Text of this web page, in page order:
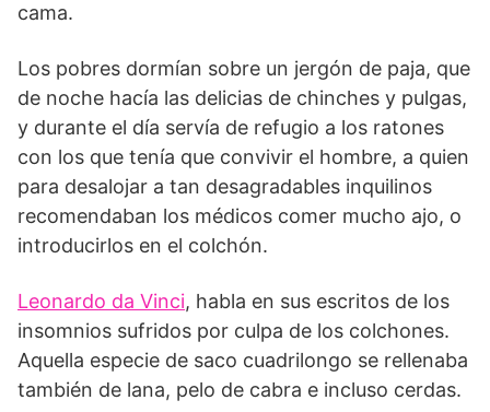
cama.
Los pobres dormían sobre un jergón de paja, que
de noche hacía las delicias de chinches y pulgas,
y durante el día servía de refugio a los ratones
con los que tenía que convivir el hombre, a quien
para desalojar a tan desagradables inquilinos
recomendaban los médicos comer mucho ajo, o
introducirlos en el colchón.
Leonardo da Vinci, habla en sus escritos de los
insomnios sufridos por culpa de los colchones.
Aquella especie de saco cuadrilongo se rellenaba
también de lana, pelo de cabra e incluso cerdas.